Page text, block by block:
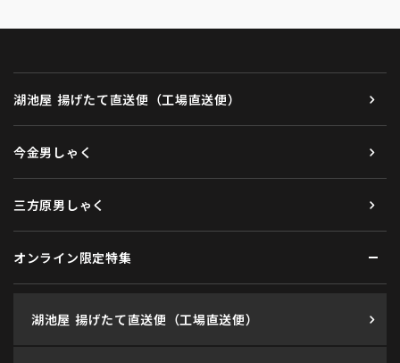
湖池屋 揚げたて直送便（工場直送便）
今金男しゃく
三方原男しゃく
オンライン限定特集
湖池屋 揚げたて直送便（工場直送便）